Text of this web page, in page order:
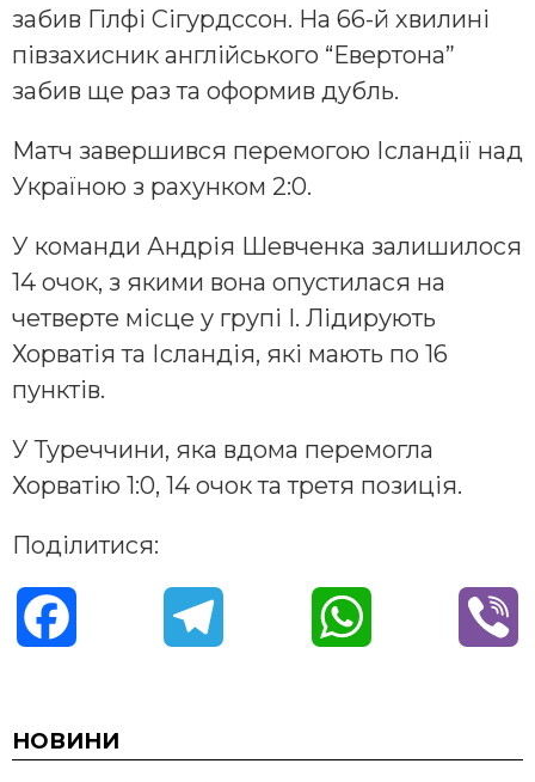
забив Гілфі Сігурдссон. На 66-й хвилині
півзахисник англійського “Евертона”
забив ще раз та оформив дубль.
Матч завершився перемогою Ісландії над
Україною з рахунком 2:0.
У команди Андрія Шевченка залишилося
14 очок, з якими вона опустилася на
четверте місце у групі I. Лідирують
Хорватія та Ісландія, які мають по 16
пунктів.
У Туреччини, яка вдома перемогла
Хорватію 1:0, 14 очок та третя позиція.
Поділитися:
c
НОВИНИ